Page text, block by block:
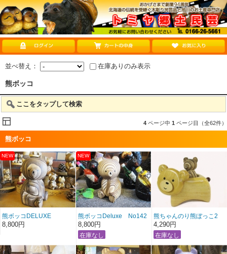
並べ替え： 在庫ありのみ表示
熊ボッコ
ここをタップして検索
4 ページ中 1 ページ目（全62件）
熊ボッコ
熊ボッコDELUXE
NO143
8,800円
熊ボッコDeluxe No142
8,800円
熊ちゃんのり熊ぼっこ2
4,290円